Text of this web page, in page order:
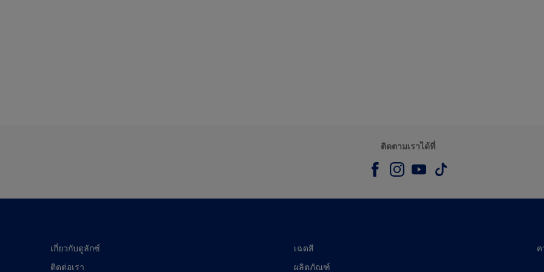
ติดตามเราได้ที่
เกี่ยวกับดูลักซ์
ติดต่อเรา
เฉดสี
ผลิตภัณฑ์